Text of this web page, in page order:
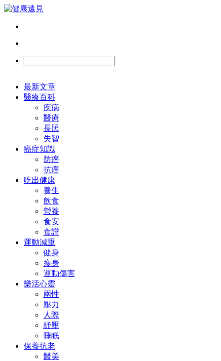
最新文章
醫療百科
疾病
醫療
長照
失智
癌症知識
防癌
抗癌
吃出健康
養生
飲食
營養
食安
食譜
運動減重
健身
瘦身
運動傷害
樂活心靈
兩性
壓力
人際
紓壓
睡眠
保養抗老
醫美